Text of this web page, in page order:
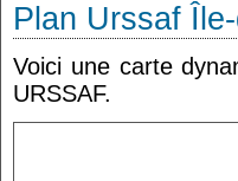
Plan Urssaf
Voici une carte
URSSAF.